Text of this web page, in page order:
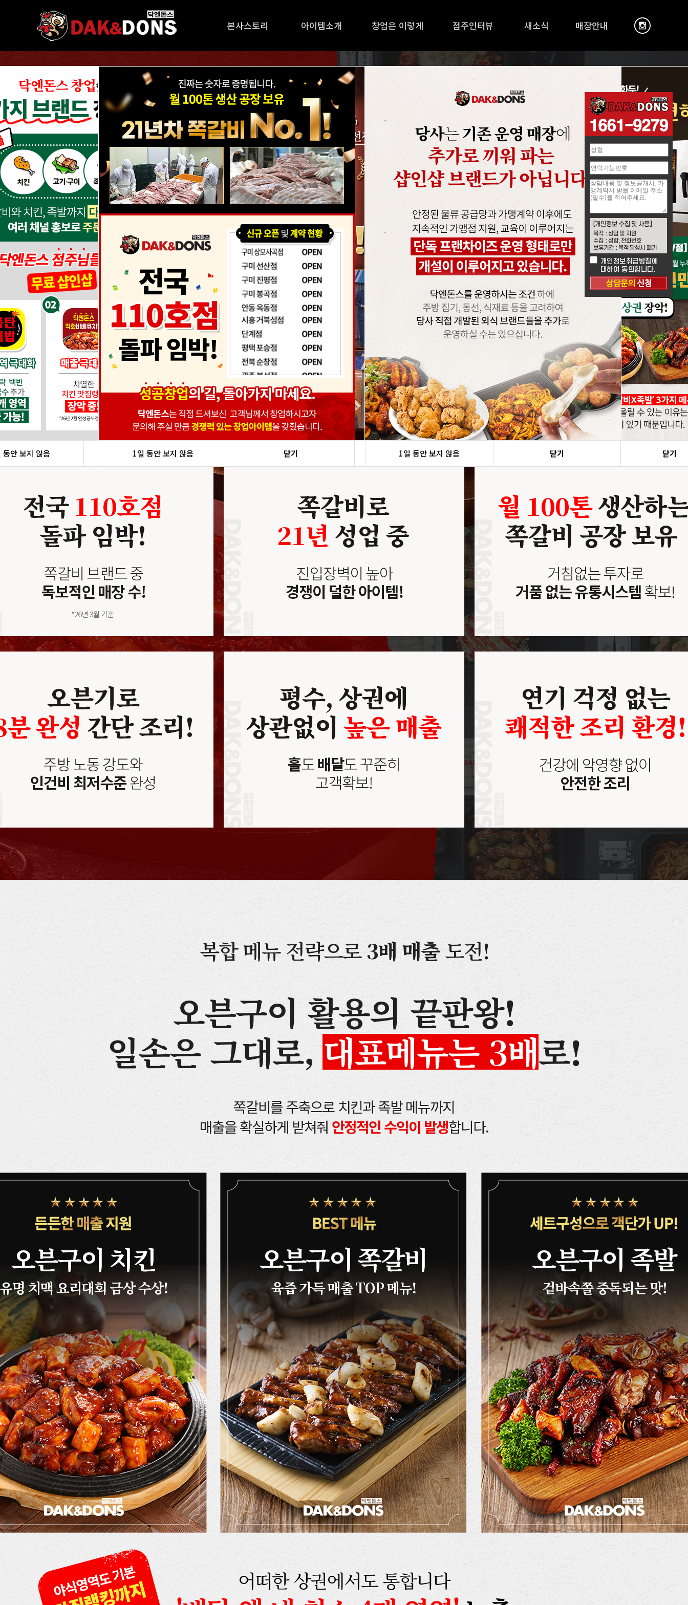
본사스토리 아이템소개 창업은 이렇게 점주인터뷰 새소식 매장안내
동안 보지 않음 닫기 1일 동안 보지 않음 닫기 1일 동안 보지 않음 닫기
1일 동안 보지 않음 닫기 1일 동안 보지 않음 닫기
쪽갈비X치킨X족발 조합으로 돋보이고,
오븐기로 인력 걱정 덜었습니다.
21년 장수 브랜드 내공은그냥 생긴게 아닙니다.
복합 메뉴 전략으로3배 매출도전!
오븐구이 활용의 끝판왕!
일손은 그대로, 대표메뉴는 3배로!
쪽갈비를 주축으로 치킨과 족발 메뉴까지
매출을 확실하게 받쳐줘 안정적인 수익이 발생합니다.
어떠한 상권에서도 통합니다